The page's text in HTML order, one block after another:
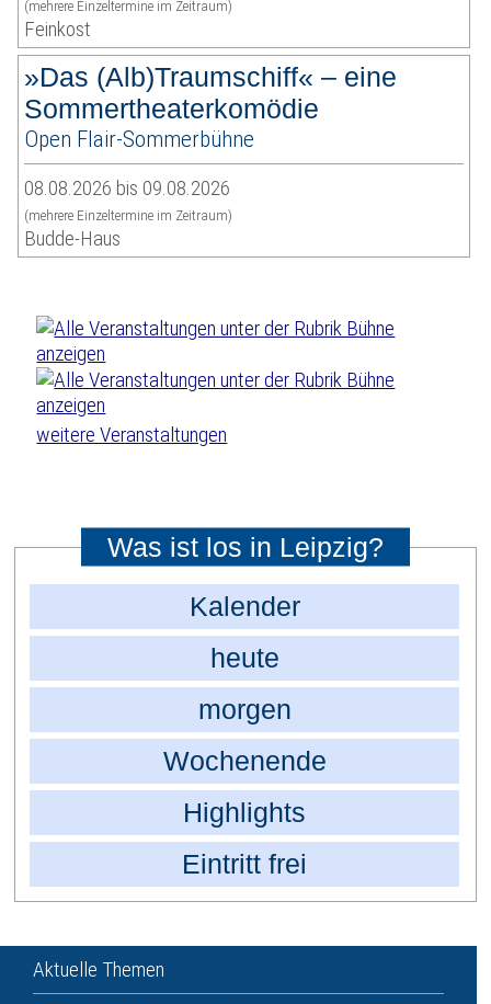
(mehrere Einzeltermine im Zeitraum)
Feinkost
»Das (Alb)Traumschiff« – eine
Sommertheaterkomödie
Open Flair-Sommerbühne
08.08.2026 bis 09.08.2026
(mehrere Einzeltermine im Zeitraum)
Budde-Haus
weitere Veranstaltungen
Was ist los in Leipzig?
Kalender
heute
morgen
Wochenende
Highlights
Eintritt frei
Aktuelle Themen